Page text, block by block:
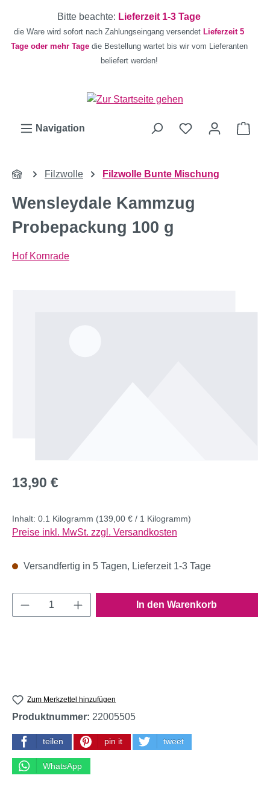
Zum Hauptinhalt springen
Bitte beachte: Lieferzeit 1-3 Tage
die Ware wird sofort nach Zahlungseingang versendet Lieferzeit 5
Tage oder mehr Tage die Bestellung wartet bis wir vom Lieferanten
beliefert werden!
Navigation
Filzwolle Filzwolle Bunte Mischung
Wensleydale Kammzug
Probepackung 100 g
Hof Kornrade
Regulärer Preis:
13,90 €
Inhalt: 0.1 Kilogramm (139,00 € / 1 Kilogramm)
Preise inkl. MwSt. zzgl. Versandkosten
Versandfertig in 5 Tagen, Lieferzeit 1-3 Tage
Produkt Anzahl: Gib den gewünschten
In den Warenkorb
Zum Merkzettel hinzufügen
Produktnummer: 22005505
teilen pin it tweet
WhatsApp